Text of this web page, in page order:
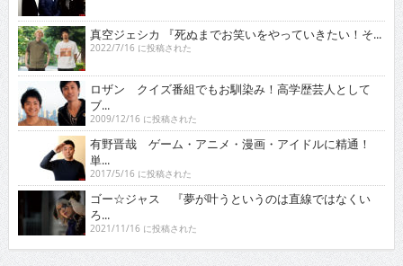
真空ジェシカ 『死ぬまでお笑いをやっていきたい！そ...
2022/7/16 に投稿された
ロザン クイズ番組でもお馴染み！高学歴芸人として
ブ...
2009/12/16 に投稿された
有野晋哉 ゲーム・アニメ・漫画・アイドルに精通！
単...
2017/5/16 に投稿された
ゴー☆ジャス 『夢が叶うというのは直線ではなくい
ろ...
2021/11/16 に投稿された